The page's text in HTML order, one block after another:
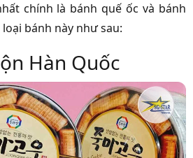
chính là bánh quế ốc và bánh
bánh này như sau:
Hàn Quốc